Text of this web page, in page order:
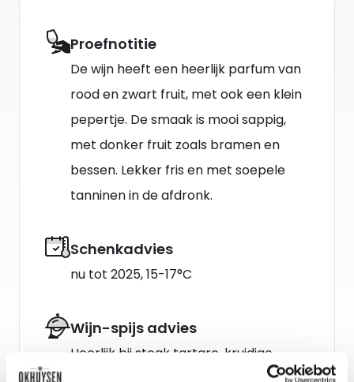
Proefnotitie
De wijn heeft een heerlijk parfum van
rood en zwart fruit, met ook een klein
pepertje. De smaak is mooi sappig,
met donker fruit zoals bramen en
bessen. Lekker fris en met soepele
tanninen in de afdronk.
Schenkadvies
nu tot 2025, 15-17°C
Wijn-spijs advies
Heerlijk bij steak tartare, kruidige